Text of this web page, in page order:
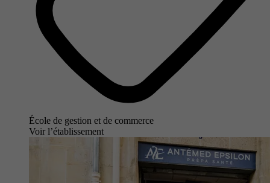
École de gestion et de commerce
Voir l’établissement